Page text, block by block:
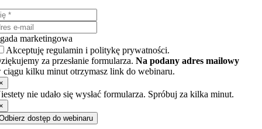
marketingowa
Akceptuję regulamin i politykę prywatności.
za przesłanie formularza.Na podany adres mailowy
ciągu kilku minut otrzymasz link do webinaru.
nie udało się wysłać formularza. Spróbuj za kilka minut.
dostęp do webinaru